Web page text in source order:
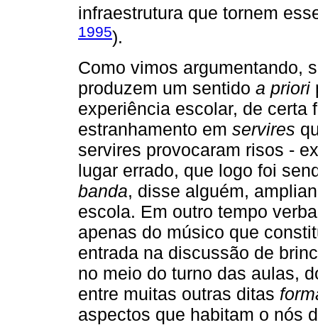
infraestrutura que tornem
1995).
Como vimos argumentando,
produzem um sentido a priori
experiência escolar, de certa
estranhamento em servires
servires provocaram risos -
lugar errado, que logo foi
banda, disse alguém,
escola. Em outro tempo
apenas do músico que
entrada na discussão de
no meio do turno das aulas,
entre muitas outras ditas
aspectos que habitam o nós